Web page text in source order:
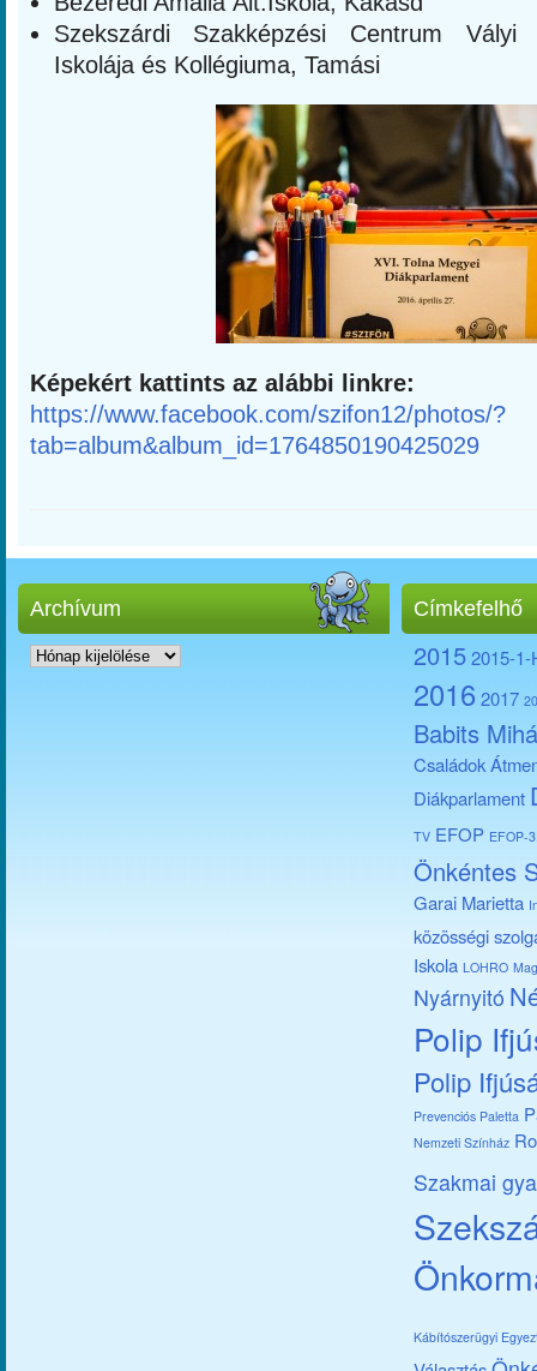
Szekszárdi Szakképzési Centrum Vályi
Iskolája és Kollégiuma, Tamási
Képekért kattints az alábbi linkre:
https://www.facebook.com/szifon12/photos/?
tab=album&album_id=1764850190425029
Archívum
Archívum
Címkefelhő
20152015-1-
2016 2017
Babits
Családok
Diákparlament
TV EFOP EFOP-
Önkéntes
Garai Marietta
közösségi
Iskola LOHRO
Nyárnyitó
Polip
Polip
Prevenciós Paletta
Nemzeti Színház
Szakmai
Kábítószerügyi